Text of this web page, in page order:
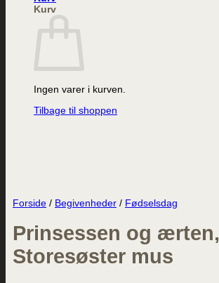
Kurv
Ingen varer i kurven.
Tilbage til shoppen
Forside / Begivenheder / Fødselsdag
Prinsessen og ærten,
Storesøster mus